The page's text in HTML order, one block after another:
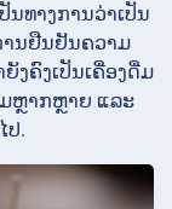
ນທາງການວ່າເປັນ
ານຢືນຢັນຄວາມ
ງຄົງເປັນເຄື່ອງດື່ມ
ຫຼາກຫຼາຍ ແລະ
ປ.